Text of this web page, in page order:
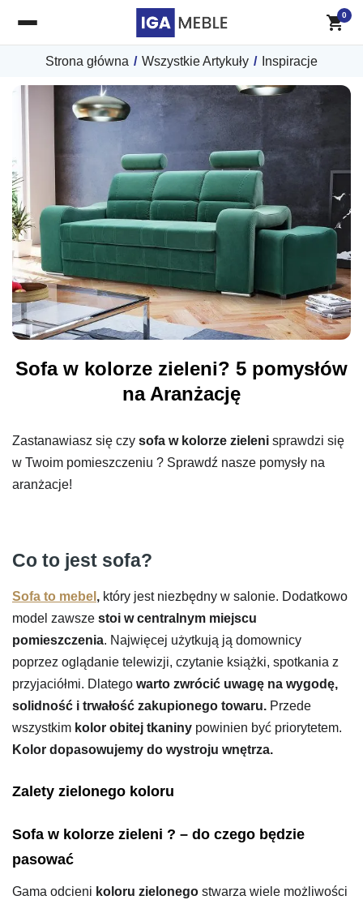
Strona główna / Wszystkie Artykuły / Inspiracje
Sofa w kolorze zieleni? 5 pomysłów
na Aranżację
Zastanawiasz się czy sofa w kolorze zieleni sprawdzi się
w Twoim pomieszczeniu ? Sprawdź nasze pomysły na
aranżacje!
Co to jest sofa?
Sofa to mebel , który jest niezbędny w salonie. Dodatkowo
model zawsze stoi w centralnym miejscu
pomieszczenia. Najwięcej użytkują ją domownicy
poprzez oglądanie telewizji, czytanie książki, spotkania z
przyjaciółmi. Dlatego warto zwrócić uwagę na wygodę,
solidność i trwałość zakupionego towaru. Przede
wszystkim kolor obitej tkaniny powinien być priorytetem.
Kolor dopasowujemy do wystroju wnętrza.
Zalety zielonego koloru
Sofa w kolorze zieleni ? – do czego będzie
pasować
Gama odcieni koloru zielonego stwarza wiele możliwości
0